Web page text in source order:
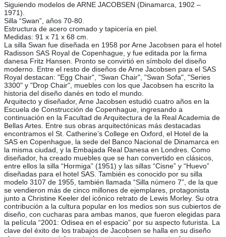
Siguiendo modelos de ARNE JACOBSEN (Dinamarca, 1902 –
1971).
Silla “Swan”, años 70-80.
Estructura de acero cromado y tapicería en piel.
Medidas: 91 x 71 x 68 cm.
La silla Swan fue diseñada en 1958 por Arne Jacobsen para el hotel
Radisson SAS Royal de Copenhague, y fue editada por la firma
danesa Fritz Hansen. Pronto se convirtió en símbolo del diseño
moderno. Entre el resto de diseños de Arne Jacobsen para el SAS
Royal destacan: "Egg Chair", "Swan Chair", "Swan Sofa", "Series
3300" y "Drop Chair", muebles con los que Jacobsen ha escrito la
historia del diseño danés en todo el mundo.
Arquitecto y diseñador, Arne Jacobsen estudió cuatro años en la
Escuela de Construcción de Copenhague, ingresando a
continuación en la Facultad de Arquitectura de la Real Academia de
Bellas Artes. Entre sus obras arquitectónicas más destacadas
encontramos el St. Catherine’s College en Oxford, el Hotel de la
SAS en Copenhague, la sede del Banco Nacional de Dinamarca en
la misma ciudad, y la Embajada Real Danesa en Londres. Como
diseñador, ha creado muebles que se han convertido en clásicos,
entre ellos la silla “Hormiga” (1951) y las sillas “Cisne” y “Huevo”
diseñadas para el hotel SAS. También es conocido por su silla
modelo 3107 de 1955, también llamada “Silla número 7”, de la que
se vendieron más de cinco millones de ejemplares, protagonista
junto a Christine Keeler del icónico retrato de Lewis Morley. Su otra
contribución a la cultura popular en los medios son sus cubiertos de
diseño, con cucharas para ambas manos, que fueron elegidas para
la película “2001: Odisea en el espacio” por su aspecto futurista. La
clave del éxito de los trabajos de Jacobsen se halla en su diseño